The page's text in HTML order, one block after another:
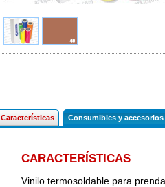
Características Consumibles y accesorios
CARACTERÍSTICAS
Vinilo termosoldable para